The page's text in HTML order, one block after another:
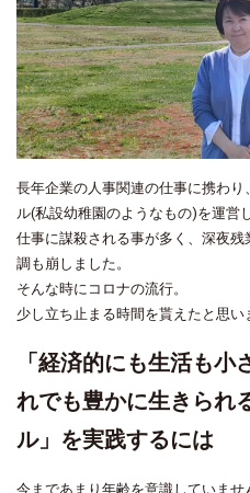
長年企業の人事関連の仕事に携わ
ル(私設幼稚園のようなもの)を運営
仕事に謀殺される事が多く、深夜
調も崩しました。
そんな時にコロナの流行。
少し立ち止まる時間を貰えたと思い
「経済的にも生活も
れでも豊かに生きられ
ル」を実践するには
今まであまり年齢を意識していま